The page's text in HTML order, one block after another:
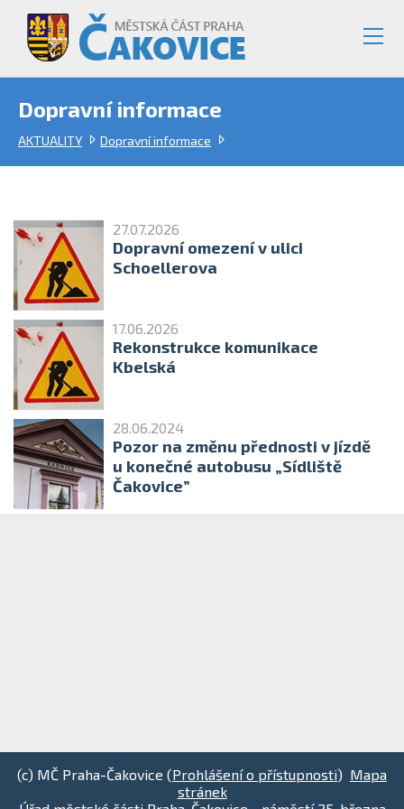
Dopravní informace
AKTUALITY Dopravní informace
27.07.2026
Dopravní omezení v ulici
Schoellerova
17.06.2026
Rekonstrukce komunikace
Kbelská
28.06.2024
Pozor na změnu přednosti v jízdě
u konečné autobusu „Sídliště
Čakovice”
(c) MČ Praha-Čakovice (Prohlášení o přístupnosti) Mapa
stránek